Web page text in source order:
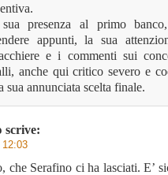
presenza al primo
appunti, la sua
e i commenti sui
anche qui critico severo e
sua annunciata scelta finale.
scrive:
12:03
che Serafino ci ha lasciati. E’